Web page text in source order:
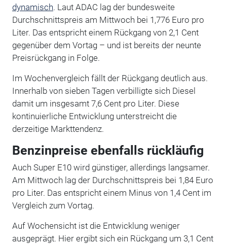
dynamisch. Laut ADAC lag der bundesweite
Durchschnittspreis am Mittwoch bei 1,776 Euro pro
Liter. Das entspricht einem Rückgang von 2,1 Cent
gegenüber dem Vortag – und ist bereits der neunte
Preisrückgang in Folge.
Im Wochenvergleich fällt der Rückgang deutlich aus.
Innerhalb von sieben Tagen verbilligte sich Diesel
damit um insgesamt 7,6 Cent pro Liter. Diese
kontinuierliche Entwicklung unterstreicht die
derzeitige Markttendenz.
Benzinpreise ebenfalls rückläufig
Auch Super E10 wird günstiger, allerdings langsamer.
Am Mittwoch lag der Durchschnittspreis bei 1,84 Euro
pro Liter. Das entspricht einem Minus von 1,4 Cent im
Vergleich zum Vortag.
Auf Wochensicht ist die Entwicklung weniger
ausgeprägt. Hier ergibt sich ein Rückgang um 3,1 Cent